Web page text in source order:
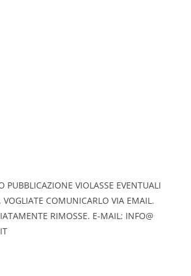
PUBBLICAZIONE VIOLASSE EVENTUALI
VOGLIATE COMUNICARLO VIA EMAIL.
RIMOSSE. E-MAIL: INFO@